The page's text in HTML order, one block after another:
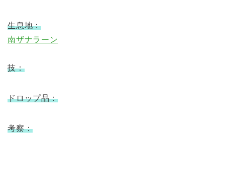
生息地：
南ザナラーン
技：
ドロップ品：
考察：